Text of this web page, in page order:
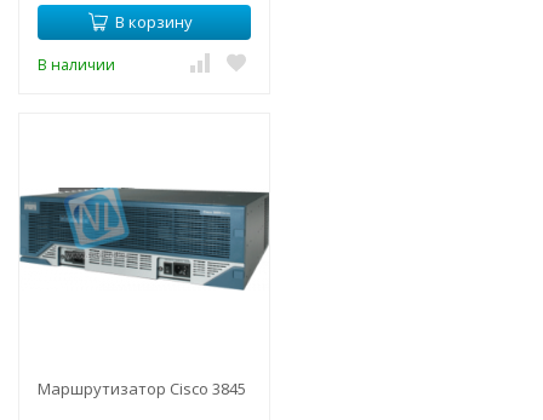
В корзину
В наличии
Маршрутизатор Cisco 3845